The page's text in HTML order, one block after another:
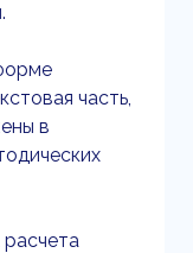
часть,
в